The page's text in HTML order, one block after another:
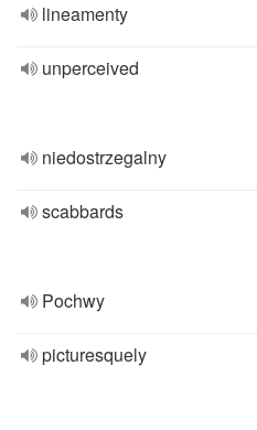
lineamenty
unperceived
niedostrzegalny
scabbards
Pochwy
picturesquely